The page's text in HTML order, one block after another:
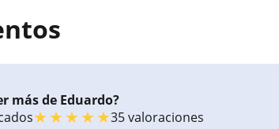
más de Eduardo?
★★★★★35 valoraciones